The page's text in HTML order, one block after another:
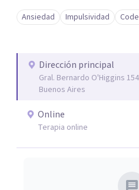
son erróneas acerca de
general, incluyendo los
camino. Por eso trabajo en la
creencias limitantes para vivir
verdadero ser.
Ansiedad Impulsividad
Dirección principal
Gral. Bernardo O'Higgins
Buenos Aires
Online
Terapia online